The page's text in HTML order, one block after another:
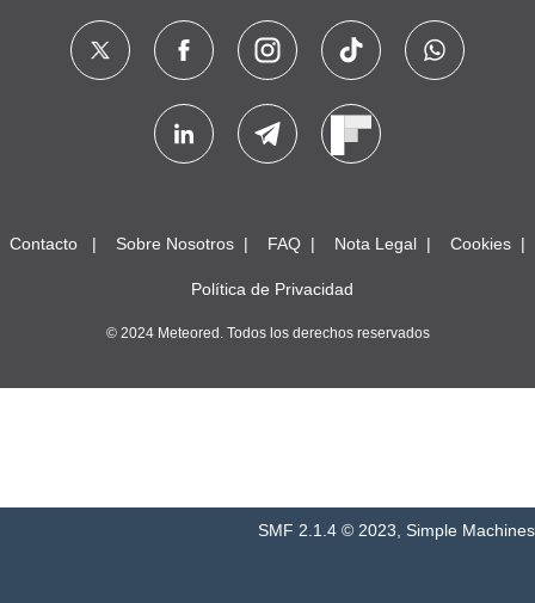
Contacto Sobre Nosotros FAQ Nota Legal Cookies
Política de Privacidad
© 2024 Meteored. Todos los derechos reservados
SMF 2.1.4 © 2023, Simple Machines